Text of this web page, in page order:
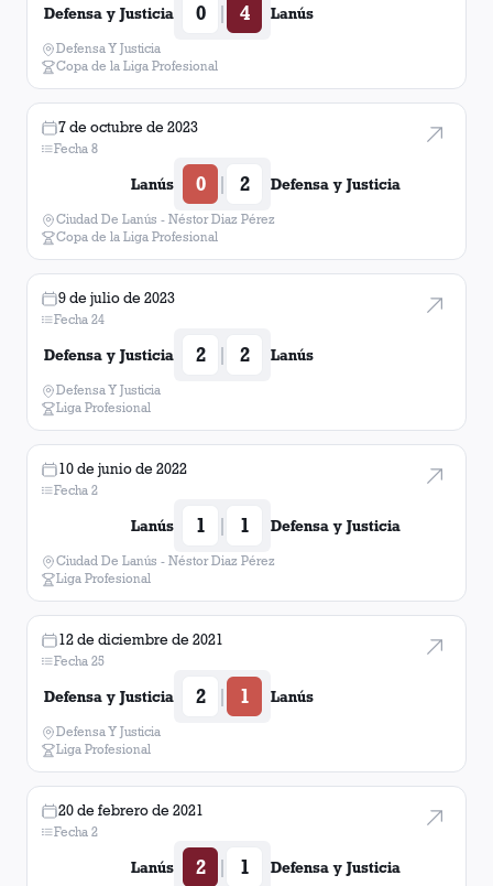
Defensa y Justicia 0 | 4 Lanús
Defensa Y Justicia
Copa de la Liga Profesional
7 de octubre de 2023
Fecha 8
Lanús 0 | 2 Defensa y Justicia
Ciudad De Lanús - Néstor Diaz Pérez
Copa de la Liga Profesional
9 de julio de 2023
Fecha 24
Defensa y Justicia 2 | 2 Lanús
Defensa Y Justicia
Liga Profesional
10 de junio de 2022
Fecha 2
Lanús 1 | 1 Defensa y Justicia
Ciudad De Lanús - Néstor Diaz Pérez
Liga Profesional
12 de diciembre de 2021
Fecha 25
Defensa y Justicia 2 | 1 Lanús
Defensa Y Justicia
Liga Profesional
20 de febrero de 2021
Fecha 2
Lanús 2 | 1 Defensa y Justicia